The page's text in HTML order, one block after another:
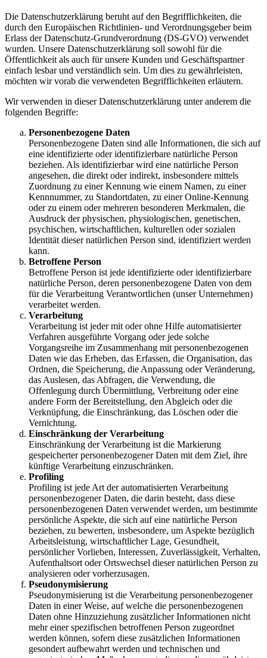
Die Datenschutzerklärung beruht auf den Begrifflichkeiten, die
durch den Europäischen Richtlinien- und Verordnungsgeber beim
Erlass der Datenschutz-Grundverordnung (DS-GVO) verwendet
wurden. Unsere Datenschutzerklärung soll sowohl für die
Öffentlichkeit als auch für unsere Kunden und Geschäftspartner
einfach lesbar und verständlich sein. Um dies zu gewährleisten,
möchten wir vorab die verwendeten Begrifflichkeiten erläutern.
Wir verwenden in dieser Datenschutzerklärung unter anderem die
folgenden Begriffe:
Personenbezogene Daten
Personenbezogene Daten sind alle Informationen, die sich auf
eine identifizierte oder identifizierbare natürliche Person
beziehen. Als identifizierbar wird eine natürliche Person
angesehen, die direkt oder indirekt, insbesondere mittels
Zuordnung zu einer Kennung wie einem Namen, zu einer
Kennnummer, zu Standortdaten, zu einer Online-Kennung
oder zu einem oder mehreren besonderen Merkmalen, die
Ausdruck der physischen, physiologischen, genetischen,
psychischen, wirtschaftlichen, kulturellen oder sozialen
Identität dieser natürlichen Person sind, identifiziert werden
kann.
Betroffene Person
Betroffene Person ist jede identifizierte oder identifizierbare
natürliche Person, deren personenbezogene Daten von dem
für die Verarbeitung Verantwortlichen (unser Unternehmen)
verarbeitet werden.
Verarbeitung
Verarbeitung ist jeder mit oder ohne Hilfe automatisierter
Verfahren ausgeführte Vorgang oder jede solche
Vorgangsreihe im Zusammenhang mit personenbezogenen
Daten wie das Erheben, das Erfassen, die Organisation, das
Ordnen, die Speicherung, die Anpassung oder Veränderung,
das Auslesen, das Abfragen, die Verwendung, die
Offenlegung durch Übermittlung, Verbreitung oder eine
andere Form der Bereitstellung, den Abgleich oder die
Verknüpfung, die Einschränkung, das Löschen oder die
Vernichtung.
Einschränkung der Verarbeitung
Einschränkung der Verarbeitung ist die Markierung
gespeicherter personenbezogener Daten mit dem Ziel, ihre
künftige Verarbeitung einzuschränken.
Profiling
Profiling ist jede Art der automatisierten Verarbeitung
personenbezogener Daten, die darin besteht, dass diese
personenbezogenen Daten verwendet werden, um bestimmte
persönliche Aspekte, die sich auf eine natürliche Person
beziehen, zu bewerten, insbesondere, um Aspekte bezüglich
Arbeitsleistung, wirtschaftlicher Lage, Gesundheit,
persönlicher Vorlieben, Interessen, Zuverlässigkeit, Verhalten,
Aufenthaltsort oder Ortswechsel dieser natürlichen Person zu
analysieren oder vorherzusagen.
Pseudonymisierung
Pseudonymisierung ist die Verarbeitung personenbezogener
Daten in einer Weise, auf welche die personenbezogenen
Daten ohne Hinzuziehung zusätzlicher Informationen nicht
mehr einer spezifischen betroffenen Person zugeordnet
werden können, sofern diese zusätzlichen Informationen
gesondert aufbewahrt werden und technischen und